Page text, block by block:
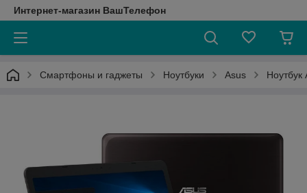
Интернет-магазин ВашТелефон
Смартфоны и гаджеты Ноутбуки Asus Ноутбук